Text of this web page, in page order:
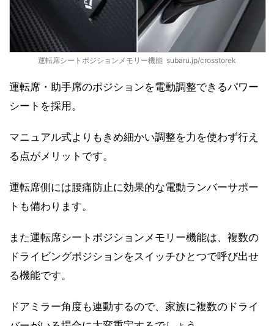
運転席シートポジションメモリー機能 subaru.jp/crosstorek
運転席・助手席のポジションを電動調整できるパワー
シートを採用。
マニュアル式よりもきめ細かい調整を力を使わず行え
る点がメリットです。
運転席側には腰痛防止に効果的な電動ランバーサポー
トも備わります。
また運転席シートポジションメモリー機能は、複数の
ドライビングポジションをスイッチひとつで呼び出せ
る機能です。
ドアミラー角度も連動するので、家族に複数のドライ